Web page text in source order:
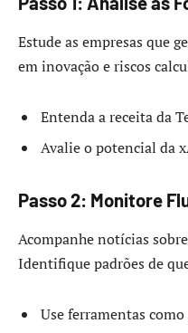
Estude as empresas que
em inovação e riscos
Entenda a receita da
Avalie o potencial da
Passo 2: Monitore
Acompanhe notícias
Identifique padrões de
Use ferramentas